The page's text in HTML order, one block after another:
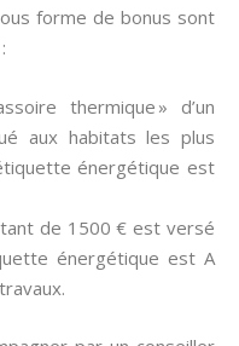
forme de bonus sont
thermique » d’un
aux habitats les plus
énergétique est
de 1500 € est versé
énergétique est A